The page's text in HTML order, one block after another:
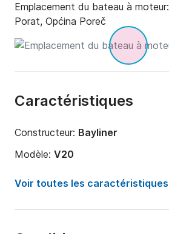
Emplacement du bateau à moteur:
Porat, Općina Poreč
Caractéristiques
Constructeur: Bayliner
Modèle: V20
Puissance moteur:
200cv
Voir toutes les caractéristiques